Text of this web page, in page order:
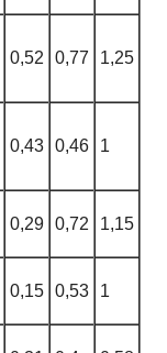
0,52 0,77 1,25
0,43 0,46 1
0,29 0,72 1,15
0,15 0,53 1